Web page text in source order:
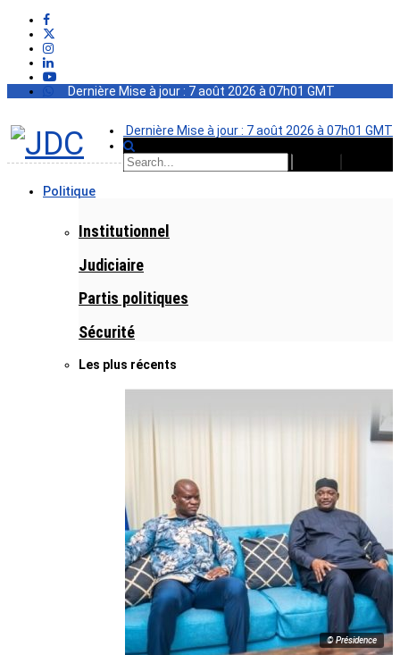
Dernière Mise à jour : 7 août 2026 à 07h01 GMT
Dernière Mise à jour : 7 août 2026 à 07h01 GMT
Politique
Institutionnel
Judiciaire
Partis politiques
Sécurité
Les plus récents
© Présidence